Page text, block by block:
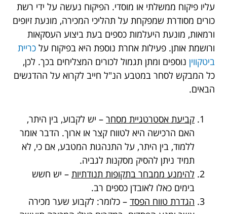
עליו פיקוח ממשלתי או מוסדי. הפיקוח נעשה על ידי רשת
כורים מסודרת שמפקחת על תהליכי המכירה, מונעת זיופים
ורמאות, מונעת היעלמות כספים בעת ביצוע העסקאות
ורושמת אותן. פעילות אחרת נוספת היא בפיקוח על כריית
ביטקווין נוספים ומתן תגמול לכורים המצליחים בכך. לכן,
כל המבקש לסחר במטבע הנ"ל חייב לקרוא על ההדגשים
הבאים.
קביעת אסטרטגיית מסחר – יש לקבוע, בין היתר,
האם הרכישה היא לטווח קצר או ארוך. הדבר אומר
ללמוד, בין היתר, על התנהגות המטבע, אם כי, לא
תמיד ניתן להסיק מסקנות לגביה.
להימנע ממבחר בתקופות תנודתיות – יש חשש
בימים כאלו לאובדן כספים רב.
הגדרת טווח הפסד – כלומר: לקבוע שער מכירה